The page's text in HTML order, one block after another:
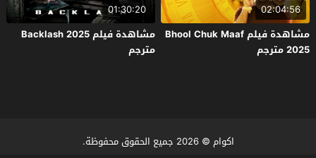
02:04:56
مشاهدة فيلم Bhool Chuk Maaf
2025 مترجم
01:30:20
مشاهدة فيلم Backlash 2025
مترجم
اكوام © 2026 جميع الحقوق محفوظة.